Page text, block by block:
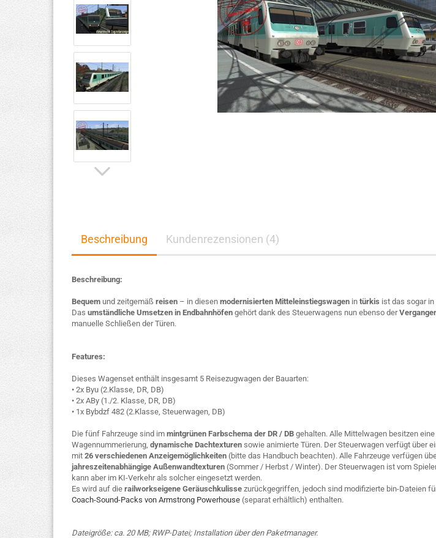
Beschreibung Kundenrezensionen (4)
Beschreibung:
Bequem und zeitgemäß reisen – in diesen modernisierten Mitteleinstiegswagen in türkis ist das sogar
Das umständliche Umsetzen in Endbahnhöfen gehört dank des Steuerwagens nun ebenso der
manuelle Schließen der Türen.
Features:
Dieses Wagenset enthält insgesamt 5 Reisezugwagen der Bauarten:
• 2x Byu (2.Klasse, DR, DB)
• 2x ABy (1./2. Klasse, DR, DB)
• 1x Bybdzf 482 (2.Klasse, Steuerwagen, DB)
Die fünf Fahrzeuge sind im mintgrünen Farbschema der DR / DB gehalten. Alle Mittelwagen besitzen
Wagennummerierung, dynamische Dachtexturen sowie animierte Türen. Der Steuerwagen verfügt über
mit 26 verschiedenen Anzeigemöglichkeiten (bitte das Handbuch beachten). Alle Fahrzeuge verfügen
jahreszeitenabhängige Außenwandtexturen (Sommer / Herbst / Winter). Der Steuerwagen ist vom
kann aber im KI-Verkehr als solcher eingesetzt werden.
Es wird auf die railworkseigene Geräuschkulisse zurückgegriffen, jedoch sind modifizierte bin-Dateien
Coach-Sound-Packs von Armstrong Powerhouse (separat erhältlich) enthalten.
Dateigröße: ca. 20 MB; RWP-Datei; Installation über den Paketmanager.